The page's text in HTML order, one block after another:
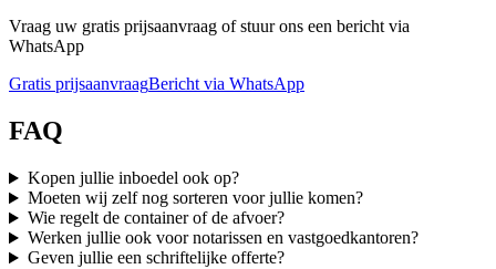
Vraag uw gratis prijsaanvraag of stuur ons een bericht via
WhatsApp
Gratis prijsaanvraagBericht via WhatsApp
FAQ
Kopen jullie inboedel ook op?
Moeten wij zelf nog sorteren voor jullie komen?
Wie regelt de container of de afvoer?
Werken jullie ook voor notarissen en vastgoedkantoren?
Geven jullie een schriftelijke offerte?